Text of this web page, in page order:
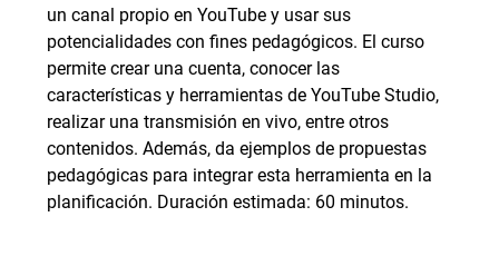
un canal propio en YouTube y usar sus
potencialidades con fines pedagógicos. El curso
permite crear una cuenta, conocer las
características y herramientas de YouTube Studio,
realizar una transmisión en vivo, entre otros
contenidos. Además, da ejemplos de propuestas
pedagógicas para integrar esta herramienta en la
planificación. Duración estimada: 60 minutos.